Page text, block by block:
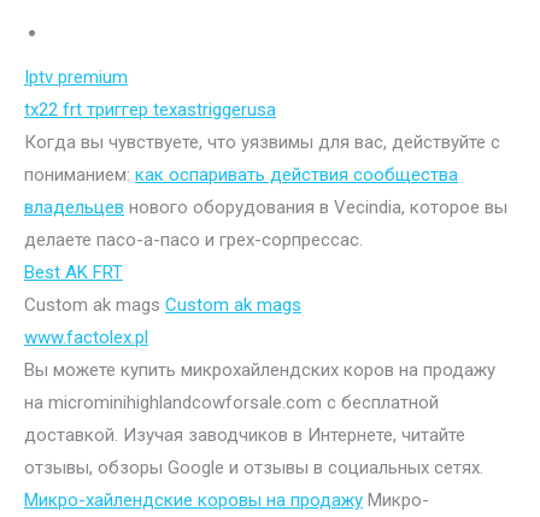
Iptv premium
tx22 frt триггер texastriggerusa
Когда вы чувствуете, что уязвимы для вас, действуйте с
пониманием: как оспаривать действия сообщества
владельцев нового оборудования в Vecindia, которое вы
делаете пасо-а-пасо и грех-сорпрессас.
Best AK FRT
Custom ak mags Custom ak mags
www.factolex.pl
Вы можете купить микрохайлендских коров на продажу
на microminihighlandcowforsale.com с бесплатной
доставкой. Изучая заводчиков в Интернете, читайте
отзывы, обзоры Google и отзывы в социальных сетях.
Микро-хайлендские коровы на продажу Микро-